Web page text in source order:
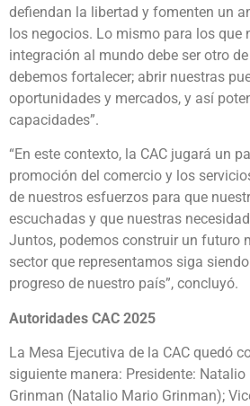
defiendan la libertad y fomenten un
los negocios. Lo mismo para los que
integración al mundo debe ser otro
debemos fortalecer; abrir nuestras
oportunidades y mercados, y así
capacidades”.
“En este contexto, la CAC jugará un
promoción del comercio y los
de nuestros esfuerzos para que
escuchadas y que nuestras
Juntos, podemos construir un futuro
sector que representamos siga
progreso de nuestro país”, concluyó.
Autoridades CAC 2025
La Mesa Ejecutiva de la CAC quedó
siguiente manera: Presidente:
Grinman (Natalio Mario Grinman);